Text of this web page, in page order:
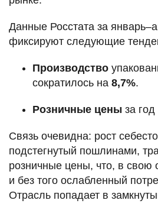
Данные Росстата за
фиксируют следующие
Производство
сократилось на 8,7%.
Розничные цены за
Связь очевидна: рост
подстегнутый пошлинами,
розничные цены, что, в свою
и без того ослабленный
Отрасль попадает в